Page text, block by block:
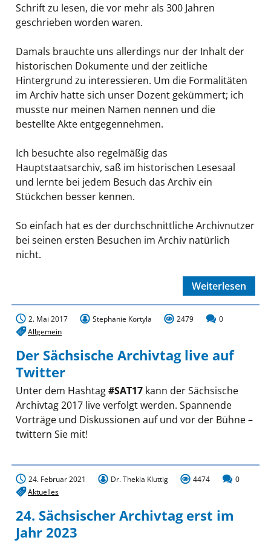
Schrift zu lesen, die vor mehr als 300 Jahren
geschrieben worden waren.
Damals brauchte uns allerdings nur der Inhalt der
historischen Dokumente und der zeitliche
Hintergrund zu interessieren. Um die Formalitäten
im Archiv hatte sich unser Dozent gekümmert; ich
musste nur meinen Namen nennen und die
bestellte Akte entgegennehmen.
Ich besuchte also regelmäßig das
Hauptstaatsarchiv, saß im historischen Lesesaal
und lernte bei jedem Besuch das Archiv ein
Stückchen besser kennen.
So einfach hat es der durchschnittliche Archivnutzer
bei seinen ersten Besuchen im Archiv natürlich
nicht.
Weiterlesen
2. Mai 2017 Stephanie Kortyla 2479
0
Allgemein
Der Sächsische Archivtag live auf
Twitter
Unter dem Hashtag#SAT17 kann der Sächsische
Archivtag 2017 live verfolgt werden. Spannende
Vorträge und Diskussionen auf und vor der Bühne –
twittern Sie mit!
24. Februar 2021 Dr. Thekla Kluttig 4474
0
Aktuelles
24. Sächsischer Archivtag erst im
Jahr 2023